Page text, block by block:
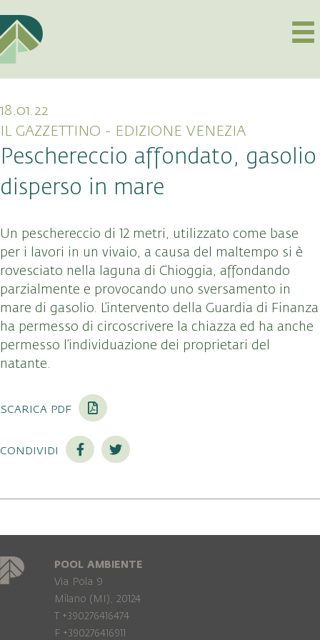
18.01.22
IL GAZZETTINO - EDIZIONE VENEZIA
Peschereccio affondato, gasolio
disperso in mare
Un peschereccio di 12 metri, utilizzato come base
per i lavori in un vivaio, a causa del maltempo si è
rovesciato nella laguna di Chioggia, affondando
parzialmente e provocando uno sversamento in
mare di gasolio. L’intervento della Guardia di Finanza
ha permesso di circoscrivere la chiazza ed ha anche
permesso l’individuazione dei proprietari del
natante.
scarica pdf
condividi
POOL AMBIENTE
Via Pola 9
Milano (MI), 20124
T +390276416474
F +390276416911